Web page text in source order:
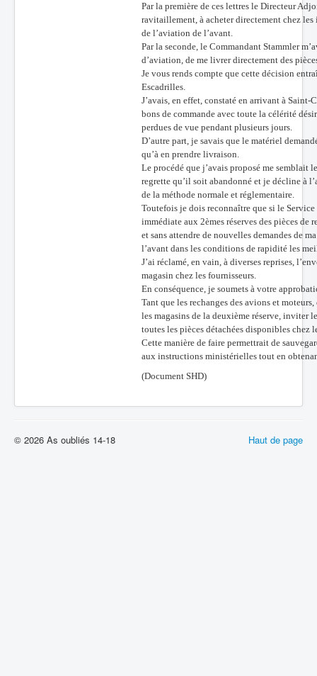
Par la première de ces lettres le Directeur
ravitaillement, à acheter directement chez
de l’aviation de l’avant.
Par la seconde, le Commandant Stammler
d’aviation, de me livrer directement des
Je vous rends compte que cette décision
Escadrilles.
J’avais, en effet, constaté en arrivant à Saint-
bons de commande avec toute la célérité
perdues de vue pendant plusieurs jours.
D’autre part, je savais que le matériel
qu’à en prendre livraison.
Le procédé que j’avais proposé me semblait
regrette qu’il soit abandonné et je décline à
de la méthode normale et réglementaire.
Toutefois je dois reconnaître que si le
immédiate aux 2èmes réserves des pièces
et sans attendre de nouvelles demandes de
l’avant dans les conditions de rapidité les
J’ai réclamé, en vain, à diverses reprises,
magasin chez les fournisseurs.
En conséquence, je soumets à votre
Tant que les rechanges des avions et
les magasins de la deuxième réserve, inviter
toutes les pièces détachées disponibles chez
Cette manière de faire permettrait de
aux instructions ministérielles tout en
(Document SHD)
Haut de page
© 2026 As oubliés 14-18